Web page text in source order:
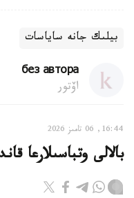
بيلىك جانە ساياسات
без автора
اۆتور
16:44, 06 تامىز 2026
بالالى وتباسىلارعا